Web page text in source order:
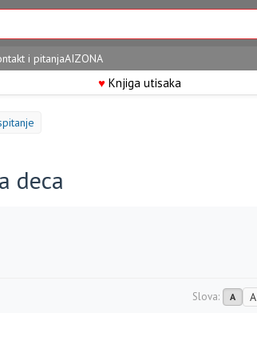
i pitanjaAIZONA
♥Knjiga utisaka
deca
Slova: A A